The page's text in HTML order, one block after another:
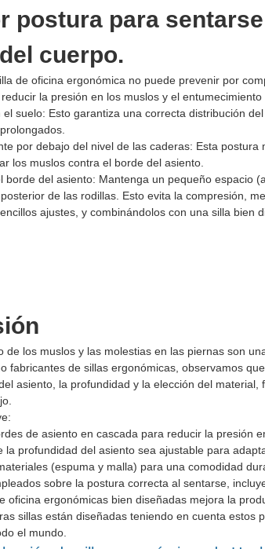
postura para
cuerpo.
de oficina ergonómica no puede prevenir por
la presión en los muslos y el entumecimiento
el suelo: Esto garantiza una correcta distribución
por debajo del nivel de las caderas: Esta
los muslos contra el borde del asiento.
borde del asiento: Mantenga un pequeño espacio
de las rodillas. Esto evita la compresión,
ajustes, y combinándolos con una silla
de los muslos y las molestias en las piernas son
fabricantes de sillas ergonómicas, observamos
asiento, la profundidad y la elección del
de asiento en cascada para reducir la presión
la profundidad del asiento sea ajustable para
(espuma y malla) para una comodidad
sobre la postura correcta al sentarse,
oficina ergonómicas bien diseñadas mejora la
sillas están diseñadas teniendo en cuenta
el mundo.